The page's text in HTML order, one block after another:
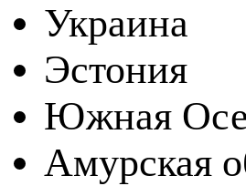
Украина
Эстония
Южная
Амурская